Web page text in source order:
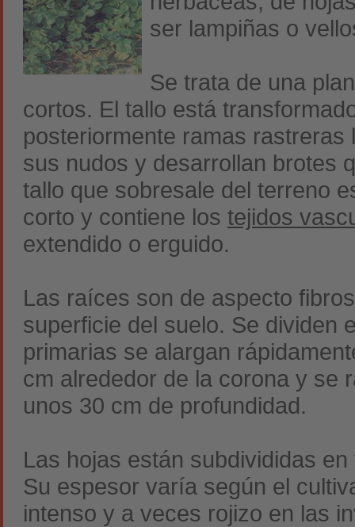
ser lampiñas o
Se trata de una
cortos. El tallo está
posteriormente ramas
sus nudos y desarrollan brotes
tallo que sobresale del terreno
corto y contiene los tejidos
extendido o erguido.
Las raíces son de aspecto
superficie del suelo. Se dividen
primarias se alargan
cm alrededor de la corona y se
unos 30 cm de profundidad.
Las hojas están subdivididas
Su espesor varía según el
intenso y a veces rojizo en las